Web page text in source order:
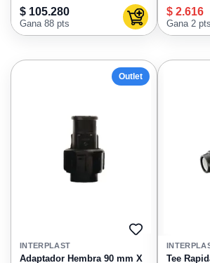
$ 105.280
Gana 88 pts Agregar al carrito
$ 2.616
Gana 2 pts
Outlet
AGREGAR
FAVORITOS
INTERPLAST
Adaptador Hembra 90 mm X
Tee